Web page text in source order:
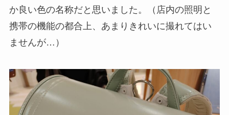
か良い色の名称だと思いました。（店内の照明と
携帯の機能の都合上、あまりきれいに撮れてはい
ませんが…）